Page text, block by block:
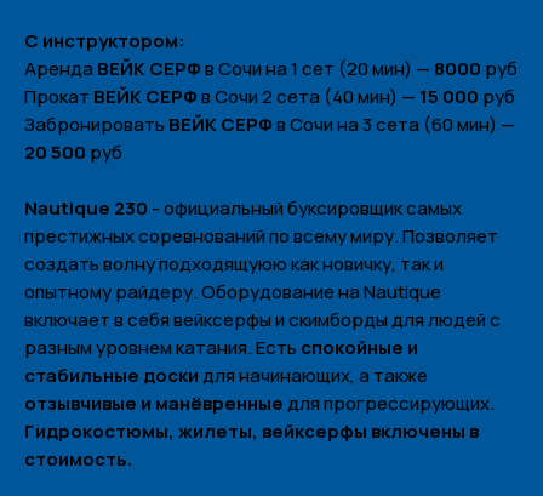
С инструктором:
Аренда ВЕЙК СЕРФв Сочи на 1 сет (20 мин) — 8000 руб
Прокат ВЕЙК СЕРФв Сочи 2 сета (40 мин) — 15 000 руб
Забронировать ВЕЙК СЕРФв Сочи на 3 сета (60 мин) —
20 500 руб
Nautique 230 - официальный буксировщик самых
престижных соревнований по всему миру. Позволяет
создать волну подходящуюю как новичку, так и
опытному райдеру. Оборудование на Nautique
включает в себя вейксерфы и скимборды для людей с
разным уровнем катания. Есть спокойные и
стабильные доскидля начинающих, а также
отзывчивые и манёвренныедля прогрессирующих.
Гидрокостюмы, жилеты, вейксерфы включены в
стоимость.
Наши яхты
О нас
Меню